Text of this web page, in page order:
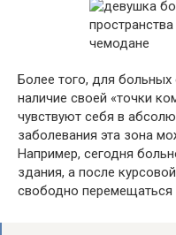
Более того, для
наличие своей «точки
чувствуют себя в
заболевания эта зона
Например, сегодня
здания, а после
свободно перемещаться